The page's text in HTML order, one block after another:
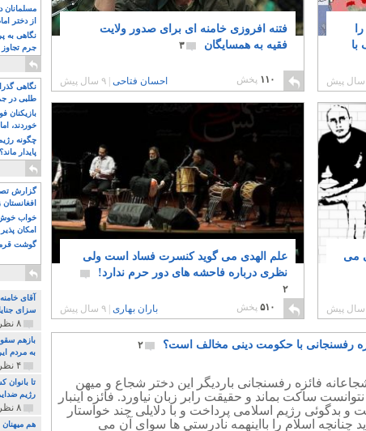
با
فتنه افروزی خامنه ای برای صدور ولایت
فقیه به همسایگان
۳
۱۱۰ پخش احسان فتاحی ۹ سال پیش
می
علم الهدی می گوید کنسرت فساد است ولی
نظری درباره فاحشه های دور حرم ندارد!
۲
۵۱۰پخش باران بهاری ۹ سال پیش
رفسنجانی با حکومت دینی مخالف است؟ ۲
فائزه رفسنجانی باردیگر این دختر شجاع و میهن
ساکت بماند و حقیقت رابر زبان نیاورد. فائزه اینبار
و بدگوئی رژیم اسلامی پرداخت و با دلایلی چند خواستار
چنانچه اسلام را بااینهمه نادرستی ها سوای آن می
بیشتر
مسلمانان
از دختر
مسلمان
نگاهی به
جرم
آویز شدند!
نگاهی
طلبی در
بازیکنان
خوردند،
چگونه
پایدار
گزارش
خواب خوش
امکان
گوشت
آقای
سزای
۸ نظر و ۱۸۰ پخش
بازهم
به مردم
۴ نظر و ۹۷ پخش
تا بانوان
رژیم
۸ نظر و ۸۹ پخش
هم میهنان